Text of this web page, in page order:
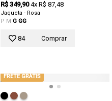
R$ 349,90 4x R$ 87,48
Jaqueta - Rosa
P M G GG
84 Comprar
FRETE GRÁTIS